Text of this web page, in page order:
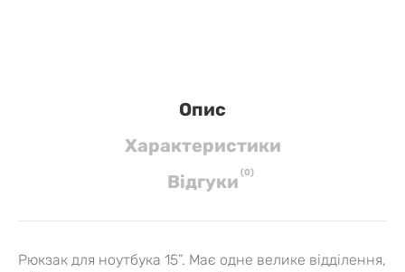
Опис
Характеристики
Вiдгуки (0)
Рюкзак для ноутбука 15”. Має одне велике відділення,